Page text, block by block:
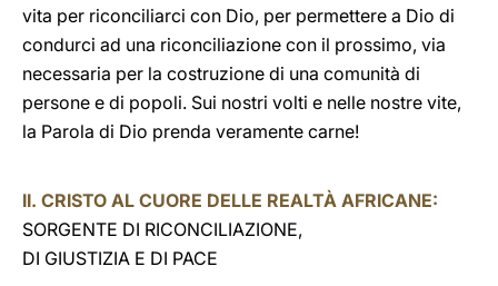
vita per riconciliarci con Dio, per permettere a Dio di
condurci ad una riconciliazione con il prossimo, via
necessaria per la costruzione di una comunità di
persone e di popoli. Sui nostri volti e nelle nostre vite,
la Parola di Dio prenda veramente carne!
II. CRISTO AL CUORE DELLE REALTÀ AFRICANE:
SORGENTE DI RICONCILIAZIONE,
DI GIUSTIZIA E DI PACE